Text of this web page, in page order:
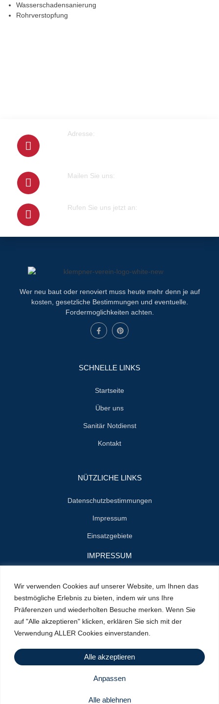
Wir verwenden Cookies auf unserer Website, um Ihnen das
bestmögliche Erlebnis zu bieten, indem wir uns Ihre
Präferenzen und wiederholten Besuche merken. Wenn Sie
auf "Alle akzeptieren" klicken, erklären Sie sich mit der
Verwendung ALLER Cookies einverstanden.
Anpassen
Alle ablehnen
Alle akzeptieren
Wasserschadensanierung
Rohrverstopfung
Adresse:
Mailen Sie uns:
Rufen Sie uns jetzt an:
Wer neu baut oder renoviert muss heute mehr denn je auf
kosten, gesetzliche Bestimmungen und eventuelle.
Fordermoglichkeiten achten.
SCHNELLE LINKS
Startseite
Über uns
Sanitär Notdienst
Kontakt
NÜTZLICHE LINKS
Datenschutzbestimmungen
Impressum
Einsatzgebiete
IMPRESSUM
E-Mail : info@klempner-verein.de
Standort : Cranachstrasse 2
64546 Mörfelden-Walldorf
Urheberrecht © 2025 | angetrieben von